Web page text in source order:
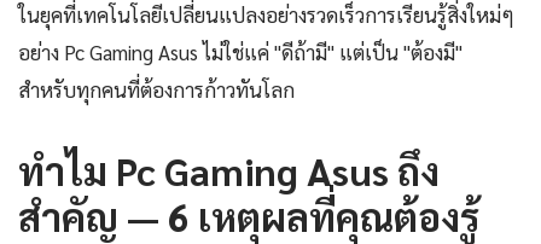
ในยุคที่เทคโนโลยีเปลี่ยนแปลงอย่างรวดเร็วการเรียนรู้สิ่งใหม่ๆ
อย่าง Pc Gaming Asus ไม่ใช่แค่ "ดีถ้ามี" แต่เป็น "ต้องมี"
สำหรับทุกคนที่ต้องการก้าวทันโลก
ทำไม Pc Gaming Asus ถึง
สำคัญ — 6 เหตุผลที่คุณต้องรู้